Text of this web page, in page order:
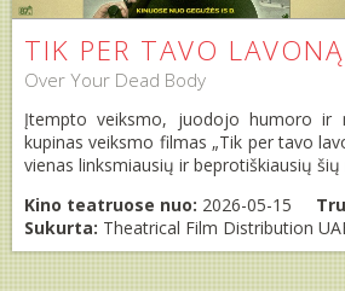
TIK PER TAVO LAVONĄ
Over Your Dead Body
Įtempto veiksmo, juodojo humoro ir
kupinas veiksmo filmas „Tik per tavo
vienas linksmiausių ir beprotiškiausių
Kino teatruose nuo: 2026-05-15
Sukurta: Theatrical Film Distribution